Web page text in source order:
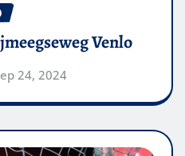
Venlo
24, 2024